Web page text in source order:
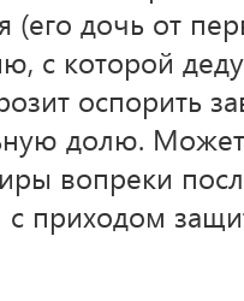
(его дочь от
с которой
оспорить
долю.
вопреки
приходом